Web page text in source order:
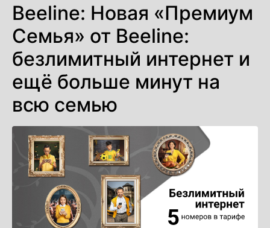
Beeline: Новая «Премиум
Семья» от Beeline:
безлимитный интернет и
ещё больше минут на
всю семью